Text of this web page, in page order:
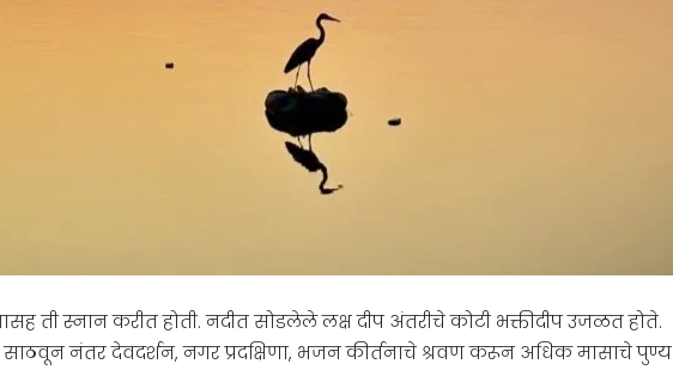
ती स्नान करीत होती. नदीत सोडलेले लक्ष दीप अंतरीचे कोटी भक्तीदीप उजळत होते.
साठवून नंतर देवदर्शन, नगर प्रदक्षिणा, भजन कीर्तनाचे श्रवण करून अधिक मासाचे पुण्य